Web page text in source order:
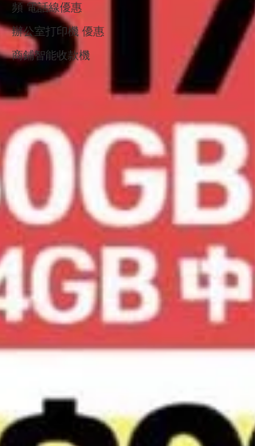
頻 電話線優惠
辦公室打印機 優惠
商鋪智能收款機